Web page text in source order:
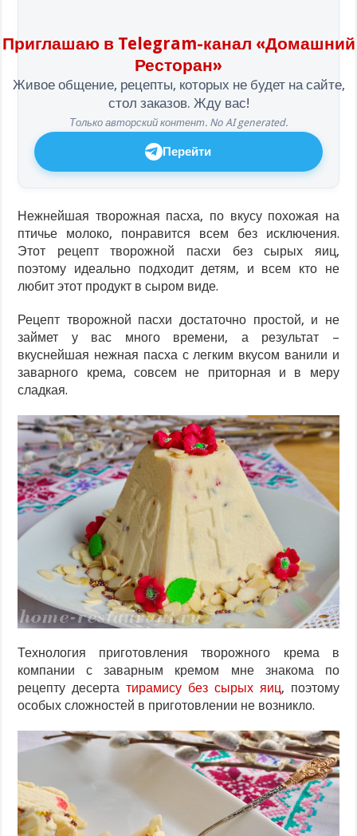
Приглашаю в Telegram-канал «Домашний
Ресторан»
Живое общение, рецепты, которых не будет на сайте,
стол заказов. Жду вас!
Только авторский контент. No AI generated.
Перейти
Нежнейшая творожная пасха, по вкусу похожая на
птичье молоко, понравится всем без исключения.
Этот рецепт творожной пасхи без сырых яиц,
поэтому идеально подходит детям, и всем кто не
любит этот продукт в сыром виде.
Рецепт творожной пасхи достаточно простой, и не
займет у вас много времени, а результат –
вкуснейшая нежная пасха с легким вкусом ванили и
заварного крема, совсем не приторная и в меру
сладкая.
Технология приготовления творожного крема в
компании с заварным кремом мне знакома по
рецепту десертатирамису без сырых яиц, поэтому
особых сложностей в приготовлении не возникло.